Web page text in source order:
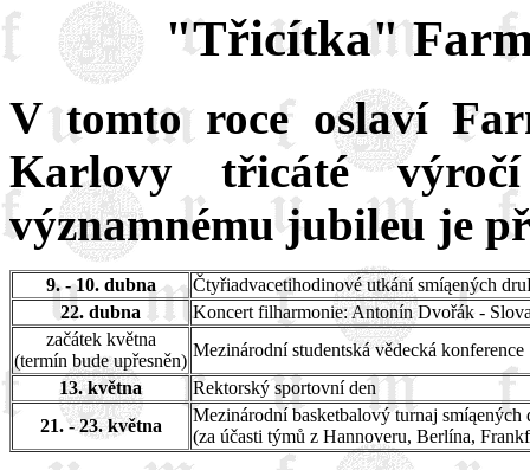
"Třicítka"
V tomto roce oslaví
Karlovy třicáté
významnému jubileu je
9. - 10. dubna
Čtyřiadvacetihodinové utkání smíąených
22. dubna
Koncert filharmonie: Antonín Dvořák -
začátek května
(termín bude upřesněn)
Mezinárodní studentská vědecká konference
13. května
Rektorský sportovní den
21. - 23. května
Mezinárodní basketbalový turnaj smíąených
(za účasti týmů z Hannoveru, Berlína,